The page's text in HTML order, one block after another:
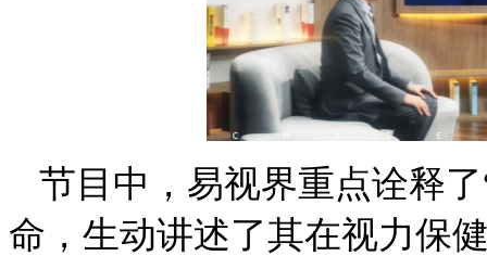
节目中，易视界重点诠释了
命，生动讲述了其在视力保